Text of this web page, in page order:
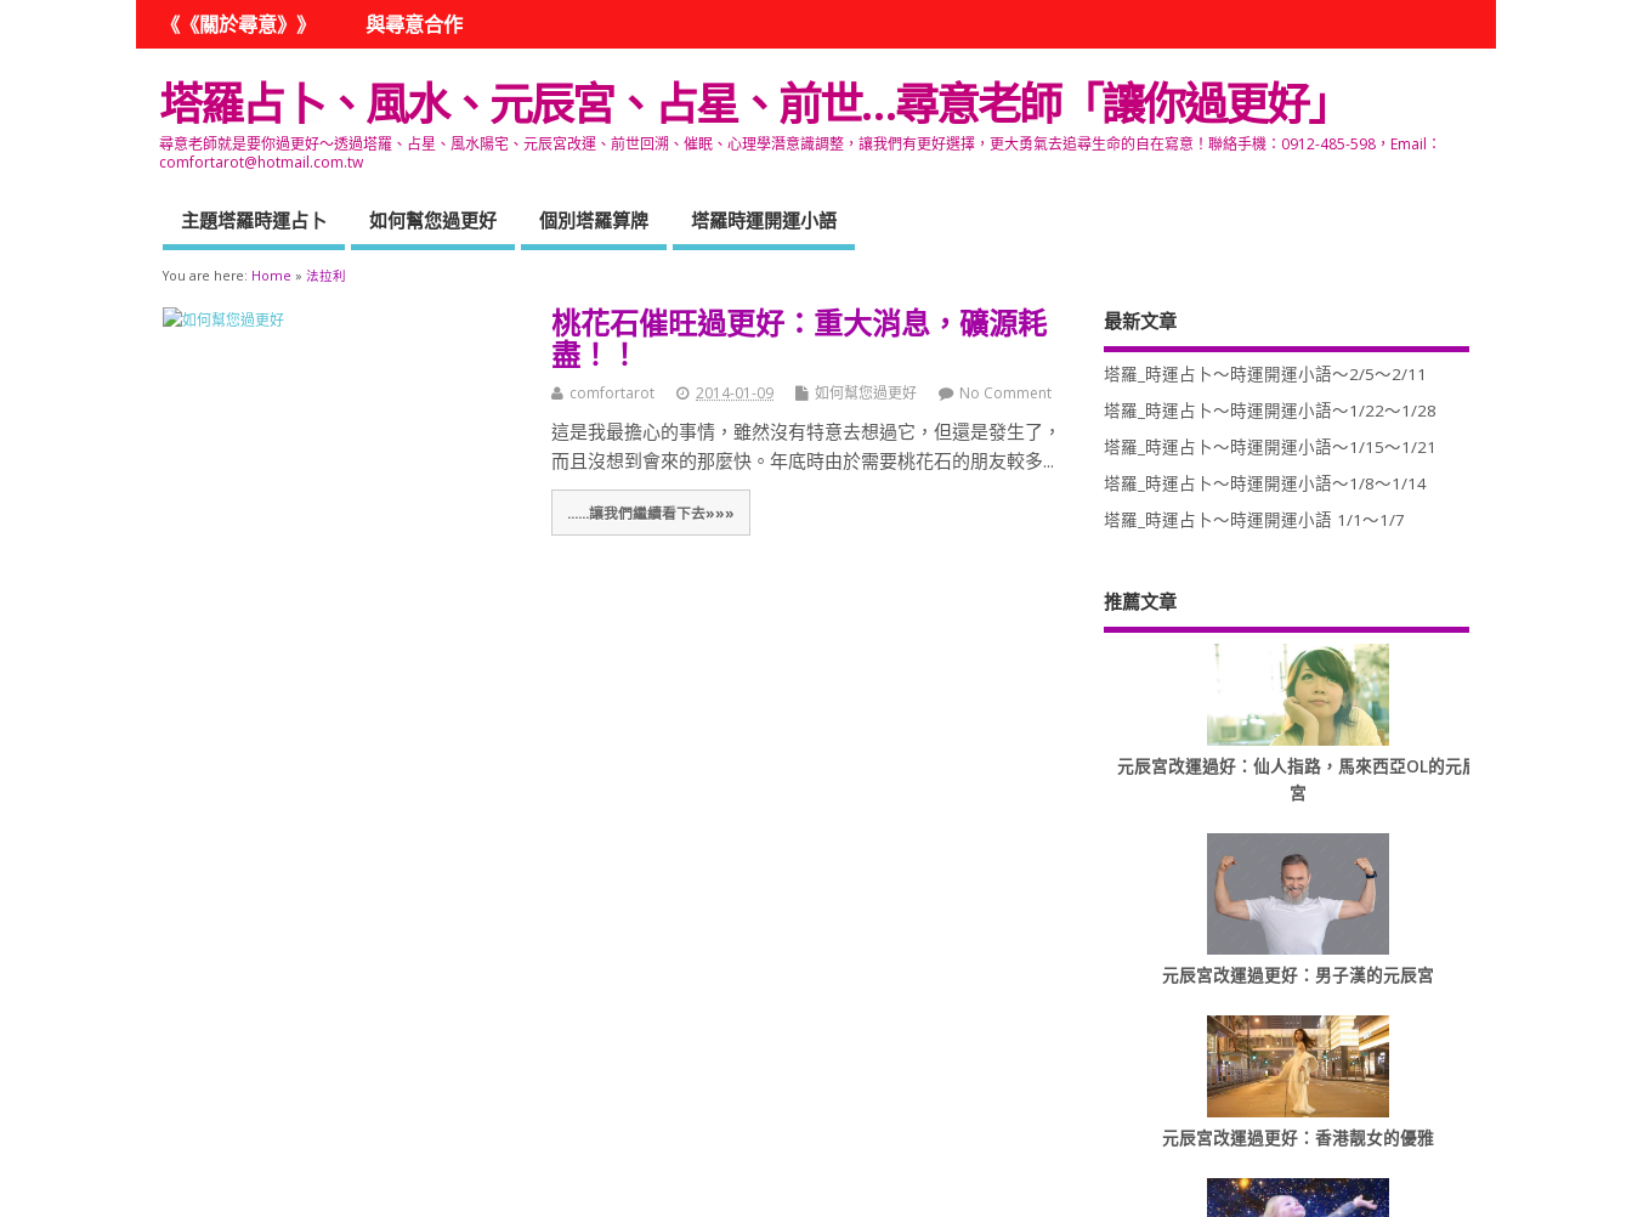
《《關於尋意》》 與尋意合作
塔羅占卜、風水、元辰宮、占星、前世…尋意老師「讓你過更好」
尋意老師就是要你過更好～透過塔羅、占星、風水陽宅、元辰宮改運、前世回溯、催眠、心理學潛意識調整，讓我們有更好選擇，更大勇氣去追尋生命的自在寫意！聯絡手機：0912-485-598，Email：
comfortarot@hotmail.com.tw
主題塔羅時運占卜 如何幫您過更好 個別塔羅算牌 塔羅時運開運小語
You are here: Home »法拉利
桃花石催旺過更好：重大消息，礦源耗
盡！！
comfortarot 2014-01-09 如何幫您過更好 No Comment
這是我最擔心的事情，雖然沒有特意去想過它，但還是發生了，
而且沒想到會來的那麼快。年底時由於需要桃花石的朋友較多...
......讓我們繼續看下去»»»
最新文章
塔羅_時運占卜～時運開運小語～2/5～2/11
塔羅_時運占卜～時運開運小語～1/22～1/28
塔羅_時運占卜～時運開運小語～1/15～1/21
塔羅_時運占卜～時運開運小語～1/8～1/14
塔羅_時運占卜～時運開運小語 1/1～1/7
推薦文章
元辰宮改運過好：仙人指路，馬來西亞OL的元辰
宮
元辰宮改運過更好：男子漢的元辰宮
元辰宮改運過更好：香港靓女的優雅